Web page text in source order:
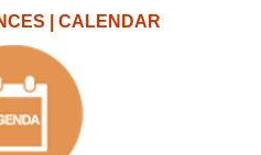
| CALENDAR